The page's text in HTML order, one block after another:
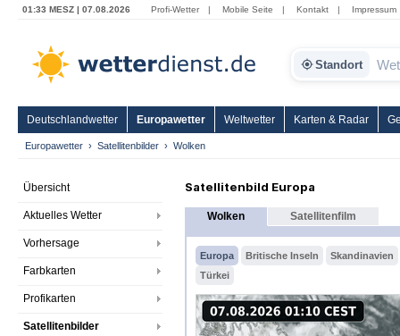
01:33 MESZ | 07.08.2026 Profi-Wetter | Mobile Seite | Kontakt | Impressum
Standort
Deutschlandwetter Europawetter Weltwetter Karten & Radar
Europawetter Satellitenbilder Wolken
Übersicht
Aktuelles Wetter
Vorhersage
Farbkarten
Profikarten
Satellitenbilder
Satellitenbild Europa
Wolken Satellitenfilm
Europa Britische Inseln
Skandinavien
Türkei